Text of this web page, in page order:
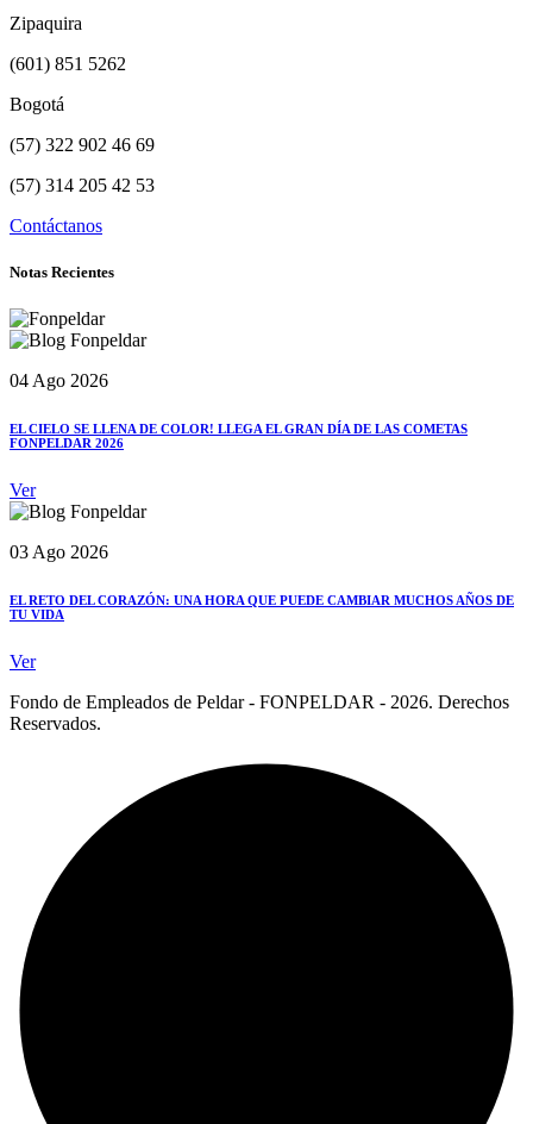
Zipaquira
(601) 851 5262
Bogotá
(57) 322 902 46 69
(57) 314 205 42 53
Contáctanos
Notas Recientes
04 Ago 2026
EL CIELO SE LLENA DE COLOR! LLEGA EL GRAN DÍA DE LAS COMETAS
FONPELDAR 2026
Ver
03 Ago 2026
EL RETO DEL CORAZÓN: UNA HORA QUE PUEDE CAMBIAR MUCHOS AÑOS DE
TU VIDA
Ver
Fondo de Empleados de Peldar - FONPELDAR - 2026. Derechos
Reservados.